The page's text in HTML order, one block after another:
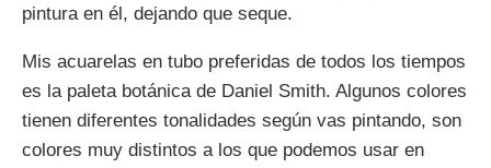
pintura en él, dejando que seque.
Mis acuarelas en tubo preferidas de todos los tiempos
es la paleta botánica de Daniel Smith. Algunos colores
tienen diferentes tonalidades según vas pintando, son
colores muy distintos a los que podemos usar en